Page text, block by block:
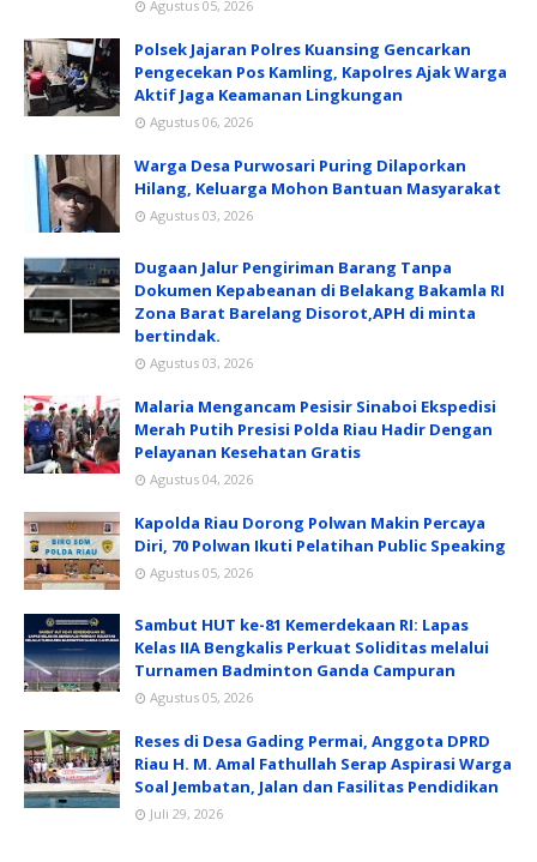
Agustus 05, 2026
Polsek Jajaran Polres Kuansing Gencarkan
Pengecekan Pos Kamling, Kapolres Ajak Warga
Aktif Jaga Keamanan Lingkungan
Agustus 06, 2026
Warga Desa Purwosari Puring Dilaporkan
Hilang, Keluarga Mohon Bantuan Masyarakat
Agustus 03, 2026
Dugaan Jalur Pengiriman Barang Tanpa
Dokumen Kepabeanan di Belakang Bakamla RI
Zona Barat Barelang Disorot,APH di minta
bertindak.
Agustus 03, 2026
Malaria Mengancam Pesisir Sinaboi Ekspedisi
Merah Putih Presisi Polda Riau Hadir Dengan
Pelayanan Kesehatan Gratis
Agustus 04, 2026
Kapolda Riau Dorong Polwan Makin Percaya
Diri, 70 Polwan Ikuti Pelatihan Public Speaking
Agustus 05, 2026
Sambut HUT ke-81 Kemerdekaan RI: Lapas
Kelas IIA Bengkalis Perkuat Soliditas melalui
Turnamen Badminton Ganda Campuran
Agustus 05, 2026
Reses di Desa Gading Permai, Anggota DPRD
Riau H. M. Amal Fathullah Serap Aspirasi Warga
Soal Jembatan, Jalan dan Fasilitas Pendidikan
Juli 29, 2026